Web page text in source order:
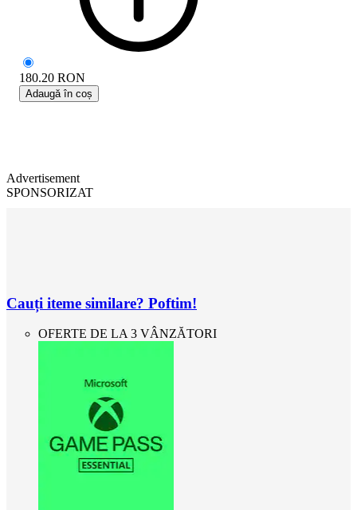
180.20 RON
Adaugă în coș
Advertisement
SPONSORIZAT
Cauți iteme similare? Poftim!
OFERTE DE LA 3 VÂNZĂTORI